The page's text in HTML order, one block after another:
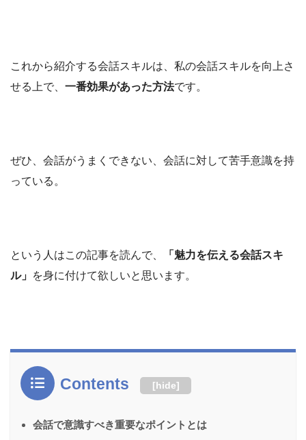
これから紹介する会話スキルは、私の会話スキルを向上さ
せる上で、 一番効果があった方法です。
ぜひ、会話がうまくできない、会話に対して苦手意識を持
っている。
という人はこの記事を読んで、
「魅力を伝える会話スキ
ル」 を身に付けて欲しいと思います。
Contents [hide]
会話で意識すべき重要なポイントとは